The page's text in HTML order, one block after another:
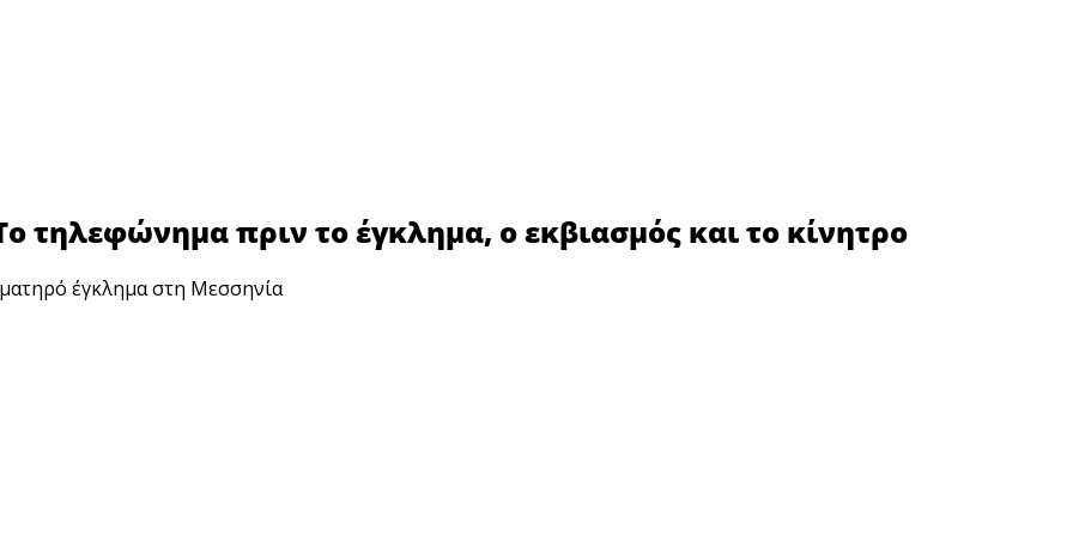
τηλεφώνημα πριν το έγκλημα, ο εκβιασμός και το κίνητρο
έγκλημα στη Μεσσηνία